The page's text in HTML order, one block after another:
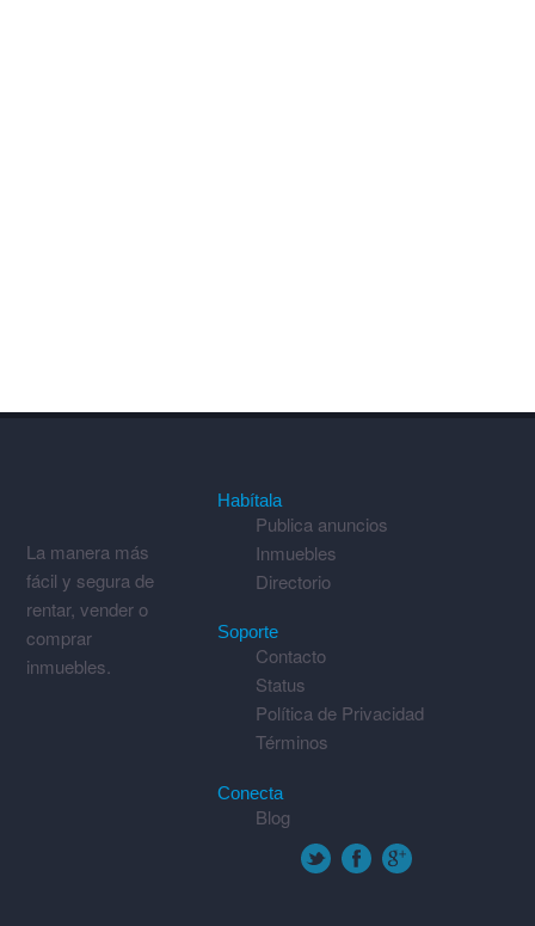
La manera más
fácil y segura de
rentar, vender o
comprar
inmuebles.
Habítala
Publica anuncios
Inmuebles
Directorio
Soporte
Contacto
Status
Política de Privacidad
Términos
Conecta
Blog